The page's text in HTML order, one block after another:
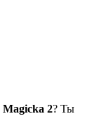
2? Ты